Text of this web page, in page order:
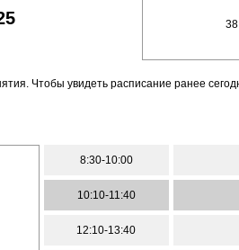
Чтобы увидеть расписание ранее
8:30-10:00
10:10-11:40
12:10-13:40